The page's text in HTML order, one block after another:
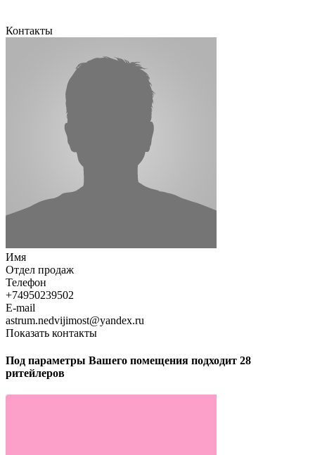
Контакты
Имя
Отдел продаж
Телефон
+74950239502
E-mail
astrum.nedvijimost@yandex.ru
Показать контакты
Под параметры Вашего помещения подходит 28
ритейлеров